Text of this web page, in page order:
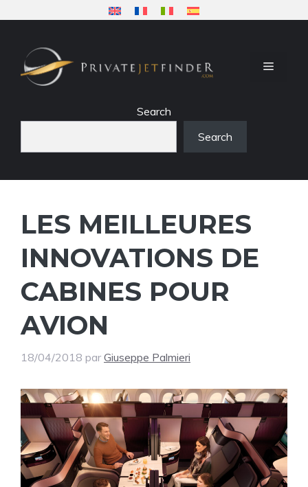
contenu
MENU
Search
Search
LES MEILLEURES
INNOVATIONS DE
CABINES POUR
AVION
18/04/2018 par Giuseppe Palmieri